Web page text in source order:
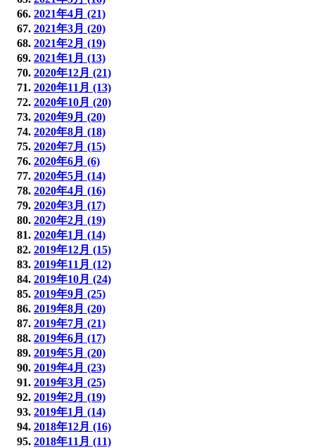
2021年4月 (21)
2021年3月 (20)
2021年2月 (19)
2021年1月 (13)
2020年12月 (21)
2020年11月 (13)
2020年10月 (20)
2020年9月 (20)
2020年8月 (18)
2020年7月 (15)
2020年6月 (6)
2020年5月 (14)
2020年4月 (16)
2020年3月 (17)
2020年2月 (19)
2020年1月 (14)
2019年12月 (15)
2019年11月 (12)
2019年10月 (24)
2019年9月 (25)
2019年8月 (20)
2019年7月 (21)
2019年6月 (17)
2019年5月 (20)
2019年4月 (23)
2019年3月 (25)
2019年2月 (19)
2019年1月 (14)
2018年12月 (16)
2018年11月 (11)